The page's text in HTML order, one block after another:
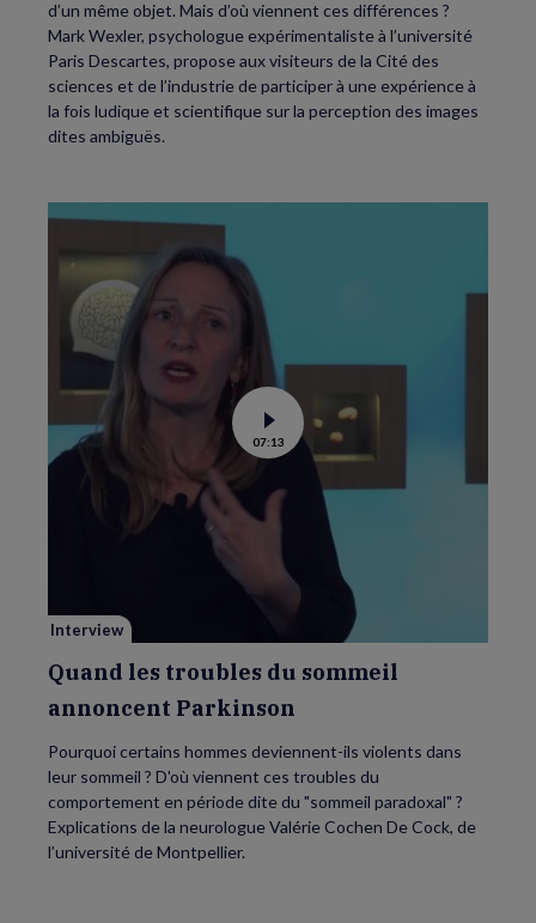
d’un même objet. Mais d’où viennent ces différences ?
Mark Wexler, psychologue expérimentaliste à l’université
Paris Descartes, propose aux visiteurs de la Cité des
sciences et de l’industrie de participer à une expérience à
la fois ludique et scientifique sur la perception des images
dites ambiguës.
Voir
la
vidéo
Quand
annoncent
Parkinson
07:13
Interview
Quand les troubles du sommeil
annoncent Parkinson
Pourquoi certains hommes deviennent-ils violents dans
leur sommeil ? D'où viennent ces troubles du
comportement en période dite du "sommeil paradoxal" ?
Explications de la neurologue Valérie Cochen De Cock, de
l’université de Montpellier.